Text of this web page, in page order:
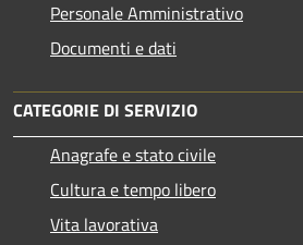
Personale Amministrativo
Documenti e dati
CATEGORIE DI SERVIZIO
Anagrafe e stato civile
Cultura e tempo libero
Vita lavorativa